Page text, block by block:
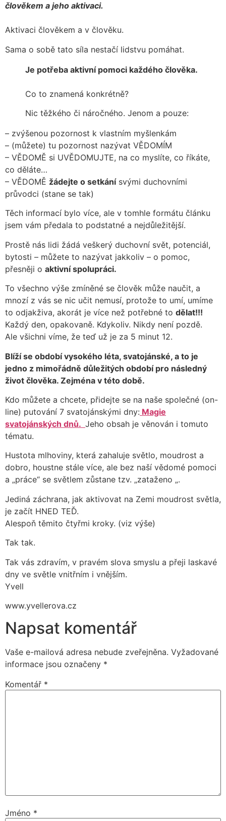
člověkem a jeho aktivaci.
Aktivaci člověkem a v člověku.
Sama o sobě tato síla nestačí lidstvu pomáhat.
Je potřeba aktivní pomoci každého člověka.
Co to znamená konkrétně?
Nic těžkého či náročného. Jenom a pouze:
– zvýšenou pozornost k vlastním myšlenkám
– (můžete) tu pozornost nazývat VĚDOMÍM
– VĚDOMĚ si UVĚDOMUJTE, na co myslíte, co říkáte,
co děláte…
– VĚDOMĚ žádejte o setkánísvými duchovními
průvodci (stane se tak)
Těch informací bylo více, ale v tomhle formátu článku
jsem vám předala to podstatné a nejdůležitější.
Prostě nás lidi žádá veškerý duchovní svět, potenciál,
bytosti – můžete to nazývat jakkoliv – o pomoc,
přesněji o aktivní spolupráci.
To všechno výše zmíněné se člověk může naučit, a
mnozí z vás se nic učit nemusí, protože to umí, umíme
to odjakživa, akorát je více než potřebné to dělat!!!
Každý den, opakovaně. Kdykoliv. Nikdy není pozdě.
Ale všichni víme, že teď už je za 5 minut 12.
Blíží se období vysokého léta, svatojánské, a to je
jedno z mimořádně důležitých období pro následný
život člověka. Zejména v této době.
Kdo můžete a chcete, přidejte se na naše společné (on-
line) putování 7 svatojánskými dny: Magie
svatojánských dnů. Jeho obsah je věnován i tomuto
tématu.
Hustota mlhoviny, která zahaluje světlo, moudrost a
dobro, houstne stále více, ale bez naší vědomé pomoci
a „práce“ se světlem zůstane tzv. „zataženo „.
Jediná záchrana, jak aktivovat na Zemi moudrost světla,
je začít HNED TEĎ.
Alespoň těmito čtyřmi kroky. (viz výše)
Tak tak.
Tak vás zdravím, v pravém slova smyslu a přeji laskavé
dny ve světle vnitřním i vnějším.
Yvell
www.yvellerova.cz
Napsat komentář
Vaše e-mailová adresa nebude zveřejněna. Vyžadované
informace jsou označeny *
Komentář *
Jméno *